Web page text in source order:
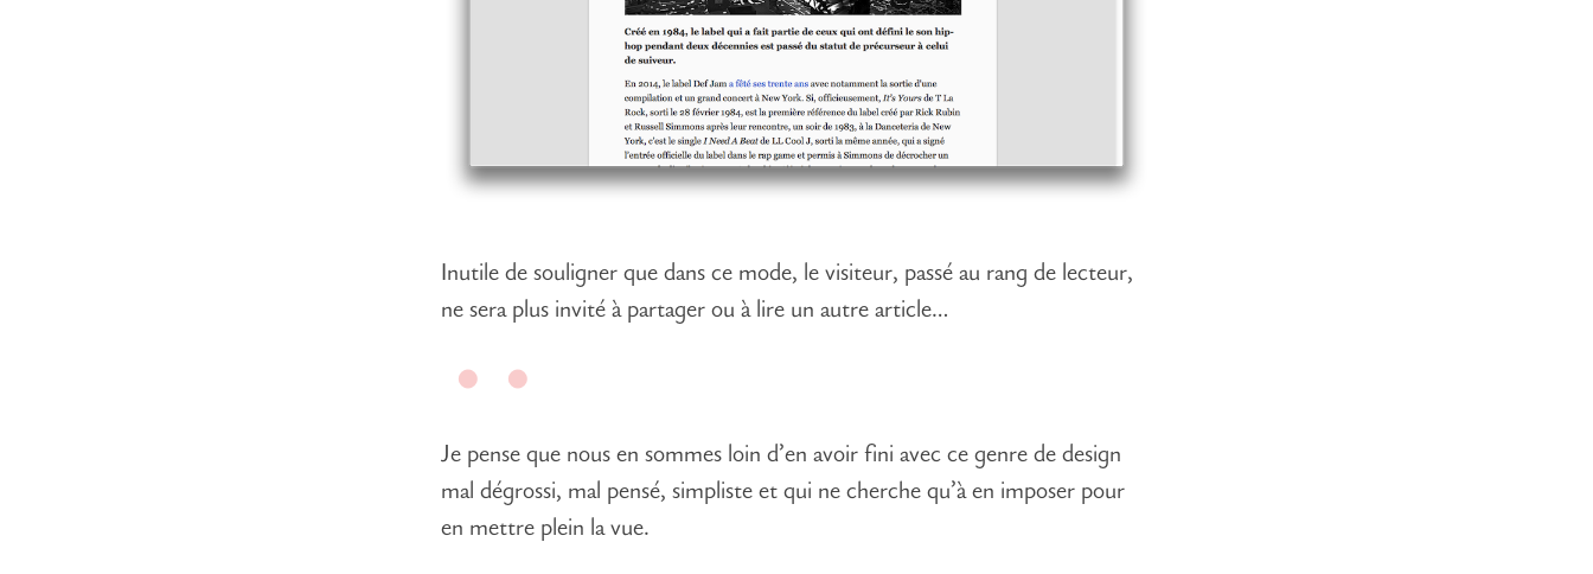
Inutile de souligner que dans ce mode, le visiteur, passé au rang de lecteur,
ne sera plus invité à partager ou à lire un autre article…
Je pense que nous en sommes loin d’en avoir fini avec ce genre de design
mal dégrossi, mal pensé, simpliste et qui ne cherche qu’à en imposer pour
en mettre plein la vue.